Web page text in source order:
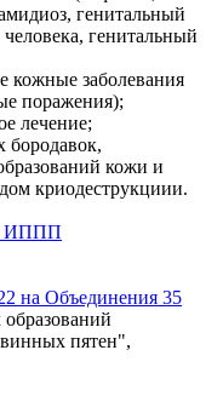
генитальный
генитальный
кожные заболевания
поражения);
лечение;
бородавок,
кожи и
криодеструкциии.
на Объединения 35
пятен",